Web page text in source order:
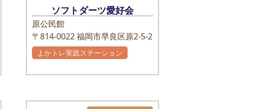
ソフトダーツ愛好会
原公民館
〒814-0022 福岡市早良区原2-5-2
よかトレ実践ステーション